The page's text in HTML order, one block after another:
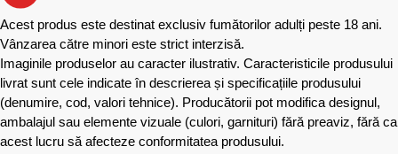
Acest produs este destinat exclusiv fumătorilor adulți peste 18 ani.
Vânzarea către minori este strict interzisă.
Imaginile produselor au caracter ilustrativ. Caracteristicile produsului
livrat sunt cele indicate în descrierea și specificațiile produsului
(denumire, cod, valori tehnice). Producătorii pot modifica designul,
ambalajul sau elemente vizuale (culori, garnituri) fără preaviz, fără ca
acest lucru să afecteze conformitatea produsului.